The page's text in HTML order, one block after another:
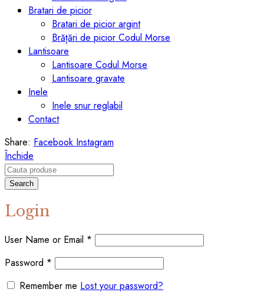
Bratari de picior
Bratari de picior argint
Brățări de picior Codul Morse
Lantisoare
Lantisoare Codul Morse
Lantisoare gravate
Inele
Inele snur reglabil
Contact
Share: Facebook Instagram
Închide
Search
Login
User Name or Email *
Password *
Remember me Lost your password?